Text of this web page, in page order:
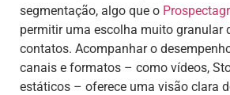
segmentação, algo que o
permitir uma escolha muito granular
contatos. Acompanhar o
canais e formatos – como vídeos,
estáticos – oferece uma visão clara